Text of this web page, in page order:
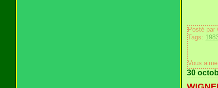
Posté par
Tags:
Vous
30